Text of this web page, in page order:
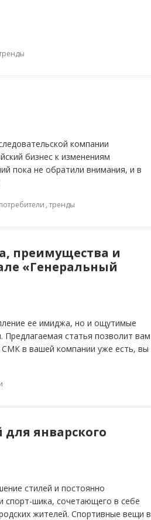
компании
бизнес к изменениям
пока не обратили внимания, и в
потребители , тренды
преимущества и
«Генеральный
ее имиджа, но и ощутимые
статья позволит вам
СМК в вашей компании уже есть, вы
январского
стилей и постоянно
спорт-шика, сочетающего в себе
жителей. Спортивные вещи в